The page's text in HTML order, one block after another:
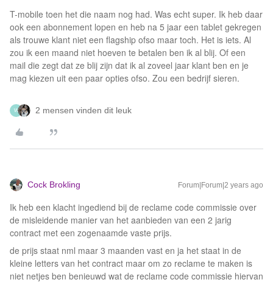
T-mobile toen het die naam nog had. Was echt super. Ik heb daar
ook een abonnement lopen en heb na 5 jaar een tablet gekregen
als trouwe klant niet een flagship ofso maar toch. Het is iets. Al
zou ik een maand niet hoeven te betalen ben ik al blij. Of een
mail die zegt dat ze blij zijn dat ik al zoveel jaar klant ben en je
mag kiezen uit een paar opties ofso. Zou een bedrijf sieren.
W 2 mensen vinden dit leuk
Cock Brokling Forum|Forum|2 years ago
Ik heb een klacht ingediend bij de reclame code commissie over
de misleidende manier van het aanbieden van een 2 jarig
contract met een zogenaamde vaste prijs.
de prijs staat nml maar 3 maanden vast en ja het staat in de
kleine letters van het contract maar om zo reclame te maken is
niet netjes ben benieuwd wat de reclame code commissie hiervan